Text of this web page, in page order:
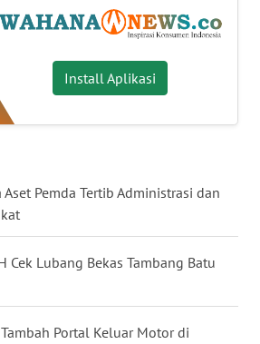
Install Aplikasi
Pemda Tertib Administrasi dan
Cek Lubang Bekas Tambang Batu
Portal Keluar Motor di